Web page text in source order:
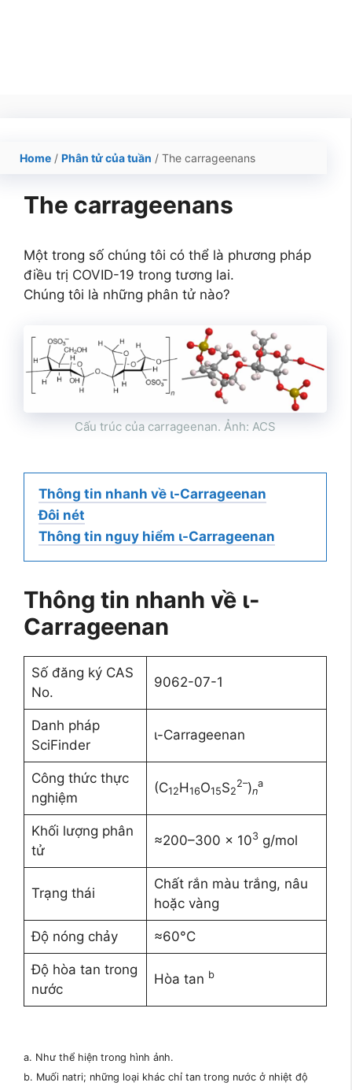
Home / Phân tử của tuần / The carrageenans
The carrageenans
Một trong số chúng tôi có thể là phương pháp
điều trị COVID-19 trong tương lai.
Chúng tôi là những phân tử nào?
Cấu trúc của carrageenan. Ảnh: ACS
Thông tin nhanh về ι-Carrageenan
Đôi nét
Thông tin nguy hiểm ι-Carrageenan
Thông tin nhanh về ι-
Carrageenan
Số đăng ký CAS
No.
9062-07-1
Danh pháp
SciFinder
ι-Carrageenan
Công thức thực
nghiệm
(C12H16O15S2
2–)n
a
Khối lượng phân
tử
≈200–300 x 103g/mol
Trạng thái
Chất rắn màu trắng, nâu
hoặc vàng
Độ nóng chảy ≈60°C
Độ hòa tan trong
nước
Hòa tan b
a. Như thể hiện trong hình ảnh.
b. Muối natri; những loại khác chỉ tan trong nước ở nhiệt độ